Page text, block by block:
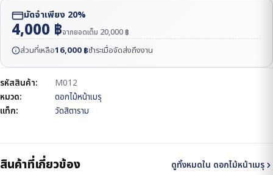
มัดจำเพียง 20%
4,000 ฿จากยอดเต็ม 20,000฿
ส่วนที่เหลือ16,000 ฿ชำระเมื่อจัดส่งถึงงาน
รหัสสินค้า:
M012
หมวด:
ดอกไม้หน้าเมรุ
แท็ก:
วัดสิตาราม
สินค้าที่เกี่ยวข้อง ดูทั้งหมดใน ดอกไม้หน้าเมรุ